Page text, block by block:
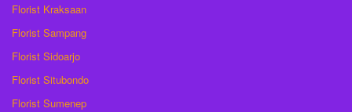
Florist Kraksaan
Florist Sampang
Florist Sidoarjo
Florist Situbondo
Florist Sumenep